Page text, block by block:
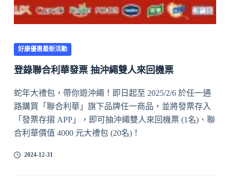
好康優惠最新活動
登錄聯合利華發票 抽沖繩雙人來回機票
蛇年大禮包，帶你遊沖繩！即日起至 2025/2/6 於任一通
路購買「聯合利華」旗下品牌任一商品，並將發票存入
「發票存摺 APP」，即可抽沖繩雙人來回機票 (1名)、聯
合利華價值 4000 元大禮包 (20名)！
2024-12-31